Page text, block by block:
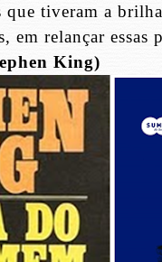
tiveram a
relançar essas
King)